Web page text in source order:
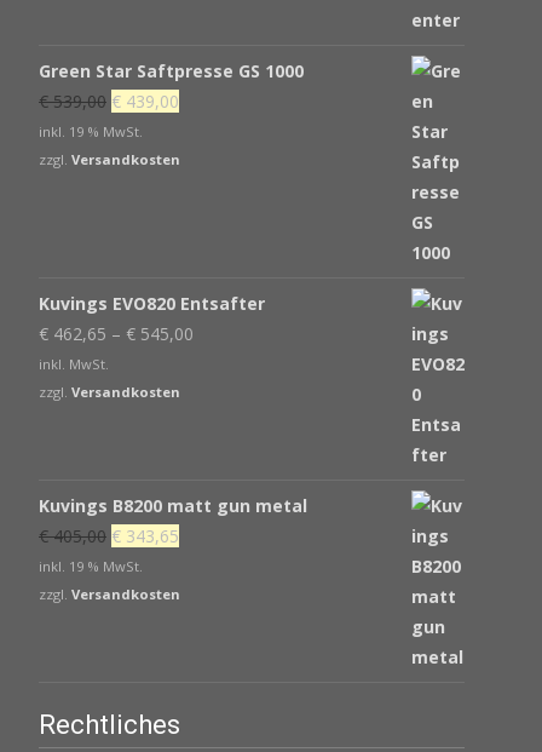
Green Star Saftpresse GS 1000
€539,00 Ursprünglicher
Preis
war:
€ 439,00
ist:
inkl. 19 % MwSt.
zzgl. Versandkosten
Kuvings EVO820 Entsafter
€ 462,65 – € 545,00
inkl. MwSt.
zzgl. Versandkosten
Kuvings B8200 matt gun metal
€405,00 Ursprünglicher
Preis
war:
€ 343,65
ist:
inkl. 19 % MwSt.
zzgl. Versandkosten
Rechtliches